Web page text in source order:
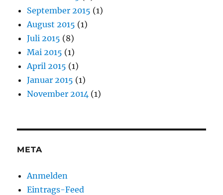
September 2015 (1)
August 2015 (1)
Juli 2015 (8)
Mai 2015 (1)
April 2015 (1)
Januar 2015 (1)
November 2014 (1)
META
Anmelden
Eintrags-Feed